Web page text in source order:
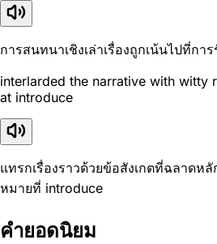
การสนทนาเชิงเล่าเรื่องถูกเน้นไปที่กา
interlarded the narrative with witty
at introduce
แทรกเรื่องราวด้วยข้อสังเกตที่ฉลาดห
หมายที่ introduce
คำยอดนิยม